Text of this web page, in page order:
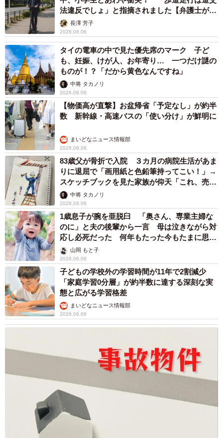
法違反でしょ」と指摘されました【弁護士が解
説】長澤 芳子
2026.08.06
タイの電車の中で見た優先席のマーク 子ど
も、妊娠、けが人、お年寄り… 一つだけ謎の
ものが！？「だから黄色なんですね」
中将 タカノリ
2026.08.06
【物価高が直撃】お盆帰省「予定なし」が約半
数 新幹線・高速バスの「使い分け」が鮮明に
まいどなニュース情報部
2026.08.06
83歳父が骨折で入院 ３カ月の病院生活があま
りに退屈で「画用紙と色鉛筆持ってこい！」→
スケッチブックを見た家族が仰天「これ、売れ
ますよ…」
中将 タカノリ
2026.08.06
1歳息子が腕を亜脱臼 「奥さん、専業主婦な
のに」と夫の後輩から一言 母は泣きながら対
応し必死だった 何年もたった今もたまに思い
出し…山岡 もと子
2026.08.06
子どもの学校外の学習時間が11年で2割減少
「家庭学習0分層」が約半数に達する深刻な実
態と広がる学習格差
まいどなニュース情報部
2026.08.06